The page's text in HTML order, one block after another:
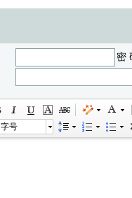
密
字号